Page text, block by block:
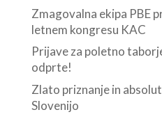
Zmagovalna ekipa PBE
letnem kongresu KAC
Prijave za poletno
odprte!
Zlato priznanje in
Slovenijo